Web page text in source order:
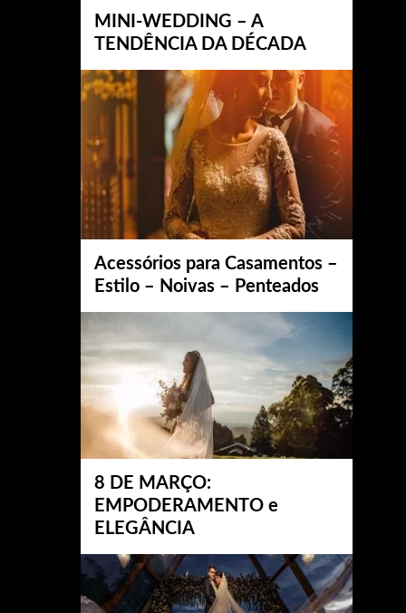
MINI-WEDDING – A
TENDÊNCIA DA DÉCADA
Acessórios para Casamentos –
Estilo – Noivas – Penteados
8 DE MARÇO:
EMPODERAMENTO e
ELEGÂNCIA